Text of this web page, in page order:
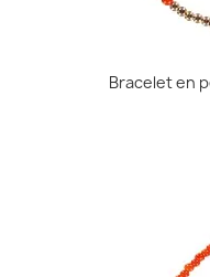
Bracelet en